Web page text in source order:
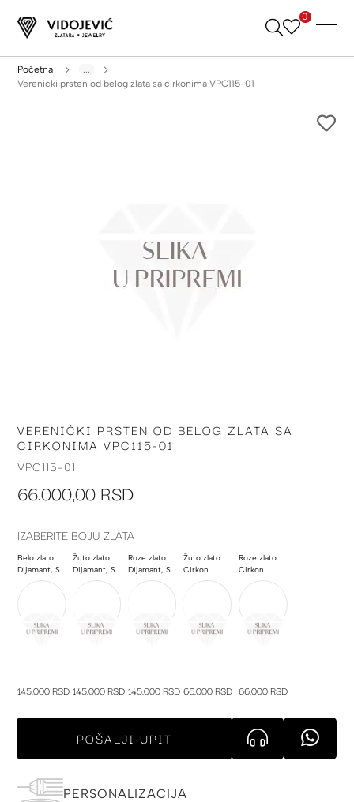
Skip
0
Početna
...
Verenički prsten od belog zlata sa cirkonima VPC115-01
Skip
to
the
of
gallery
VERENIČKI PRSTEN OD BELOG ZLATA SA
CIRKONIMA VPC115-01
VPC115-01
66.000,00 RSD
IZABERITE BOJU ZLATA
Belo zlato
Dijamant, Smaragd
145.000 RSD
Žuto zlato
Dijamant, Smaragd
145.000 RSD
Roze zlato
Dijamant, Smaragd
145.000 RSD
Žuto zlato
Cirkon
66.000 RSD
Roze zlato
Cirkon
66.000 RSD
POŠALJI UPIT
PERSONALIZACIJA